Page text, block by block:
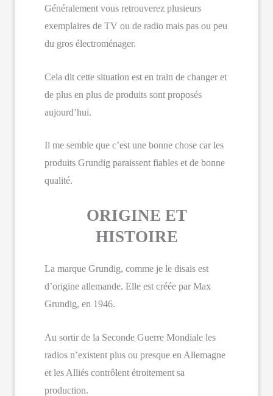
Généralement vous retrouverez plusieurs
exemplaires de TV ou de radio mais pas ou peu
du gros électroménager.
Cela dit cette situation est en train de changer et
de plus en plus de produits sont proposés
aujourd’hui.
Il me semble que c’est une bonne chose car les
produits Grundig paraissent fiables et de bonne
qualité.
ORIGINE ET
HISTOIRE
La marque Grundig, comme je le disais est
d’origine allemande. Elle est créée par Max
Grundig, en 1946.
Au sortir de la Seconde Guerre Mondiale les
radios n’existent plus ou presque en Allemagne
et les Alliés contrôlent étroitement sa
production.